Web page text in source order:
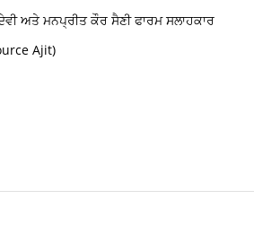
ਅਤੇ ਮਨਪ੍ਰੀਤ ਕੌਰ ਸੈਣੀ ਫਾਰਮ ਸਲਾਹਕਾਰ
Ajit)